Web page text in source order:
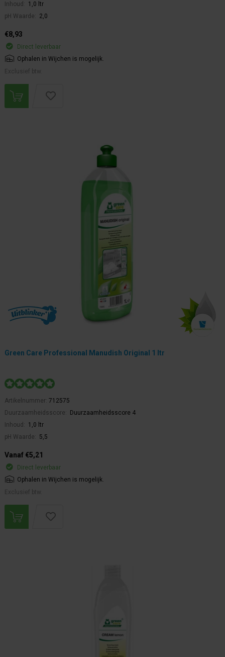
Inhoud:
1,0 ltr
pH Waarde:
2,0
€8,93
Direct leverbaar
Ophalen in Wijchen is mogelijk.
Exclusief btw.
Green Care Professional Manudish Original 1 ltr
Artikelnummer: 712575
Duurzaamheidsscore:
Duurzaamheidsscore 4
Inhoud:
1,0 ltr
pH Waarde:
5,5
Vanaf €5,21
Direct leverbaar
Ophalen in Wijchen is mogelijk.
Exclusief btw.